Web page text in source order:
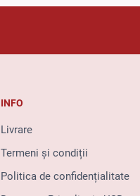
INFO
Livrare
Termeni și condiții
Politica de confidențialitate